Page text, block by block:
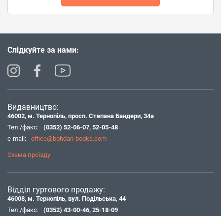
Слідкуйте за нами:
Видавництво:
46002, м. Тернопіль, просп. Степана Бандери, 34а
Тел./факс:
(0352) 52-06-07, 52-05-48
e-mail:
office@bohdan-books.com
Схема проїзду
Відділ гуртового продажу:
46008, м. Тернопіль, вул. Подільська, 44
Тел./факс:
(0352) 43-00-46, 25-18-09